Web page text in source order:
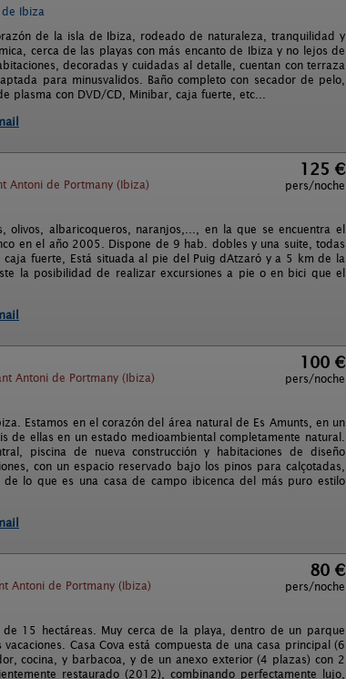
Ibiza
de la isla de Ibiza, rodeado de naturaleza, tranquilidad y
cerca de las playas con más encanto de Ibiza y no lejos de
decoradas y cuidadas al detalle, cuentan con terraza
para minusvalidos. Baño completo con secador de pelo,
plasma con DVD/CD, Minibar, caja fuerte, etc...
Antoni de Portmany (Ibiza)
125 €
pers/noche
albaricoqueros, naranjos,..., en la que se encuentra el
en el año 2005. Dispone de 9 hab. dobles y una suite, todas
fuerte, Está situada al pie del Puig dAtzaró y a 5 km de la
la posibilidad de realizar excursiones a pie o en bici que el
Antoni de Portmany (Ibiza)
100 €
pers/noche
Estamos en el corazón del área natural de Es Amunts, en un
de ellas en un estado medioambiental completamente natural.
piscina de nueva construcción y habitaciones de diseño
con un espacio reservado bajo los pinos para calçotadas,
lo que es una casa de campo ibicenca del más puro estilo
Antoni de Portmany (Ibiza)
80 €
pers/noche
15 hectáreas. Muy cerca de la playa, dentro de un parque
Casa Cova está compuesta de una casa principal (6
cocina, y barbacoa, y de un anexo exterior (4 plazas) con 2
restaurado (2012), combinando perfectamente lujo,